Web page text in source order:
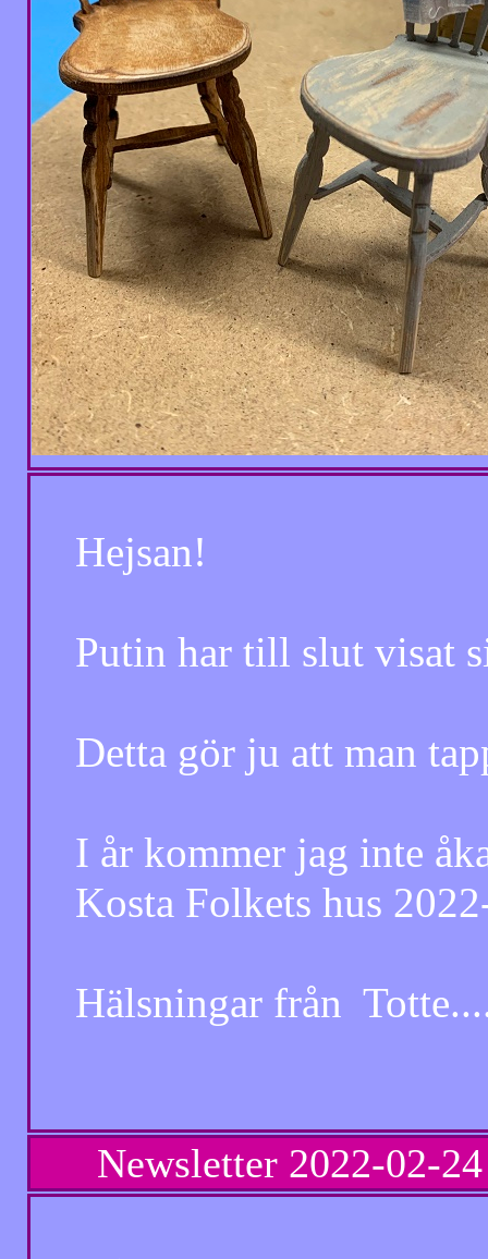
Hejsan!
Putin har till slut visat
Detta gör ju att man
I år kommer jag inte
Kosta Folkets hus
Hälsningar från
Newsletter 2022-02-